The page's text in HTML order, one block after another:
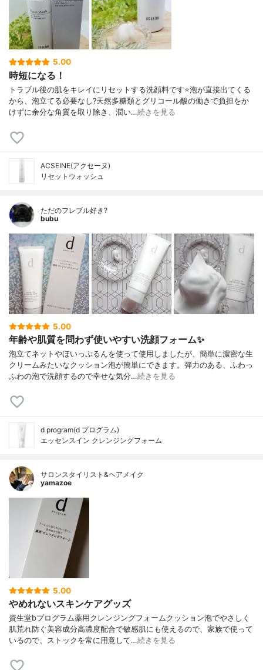
5.00
時短になる！
トラブル後の肌をキレイにリセットする洗顔料です⭐泡が直接出てくる
から、泡立てる必要なし?天然多糖類とグリコール酸の働きで負担をか
けずに余分な角質を取り除き、潤い…続きを見る
ACSEINE(アクセーヌ)
リセットウォッシュ
ただのフレブル好き?
bubu
5.00
年齢や肌質を問わず使いやすい洗顔フォーム✨
泡立てネットやほいっぷるんを使って使用しましたが、簡単に濃密な生
クリームみたいなクッション泡が簡単にできます。弾力のある、ふわっ
ふわの泡で洗顔するので幸せな気分…続きを見る
d program(d プログラム)
エッセンスイン クレンジングフォーム
サロンスタイリスト&ヘアメイク
yamazoe
5.00
やめれないスキンケアグッズ
資生堂bプログラム薬用クレンジングフォームクッション泡でやさしく
肌荒れ防ぐ美容成分高濃度配合で敏感肌にも使えるので、家族で使って
いるので、ストックを常に用意して…続きを見る